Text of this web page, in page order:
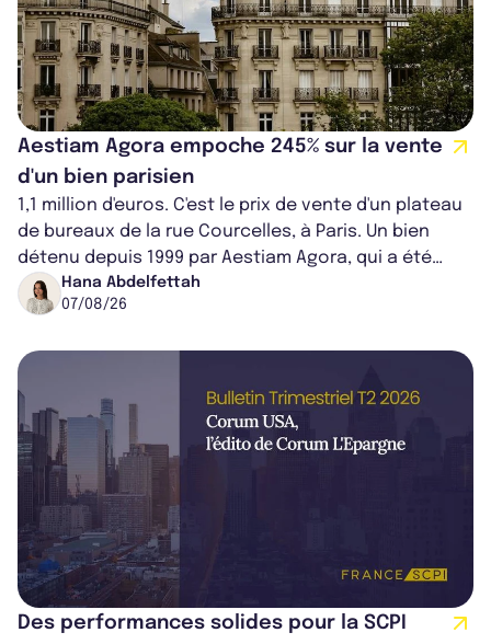
Aestiam Agora empoche 245% sur la vente
d'un bien parisien
1,1 million d'euros. C'est le prix de vente d'un plateau
de bureaux de la rue Courcelles, à Paris. Un bien
détenu depuis 1999 par Aestiam Agora, qui a été
cédé avec une plus-value...
Hana Abdelfettah
07/08/26
Des performances solides pour la SCPI